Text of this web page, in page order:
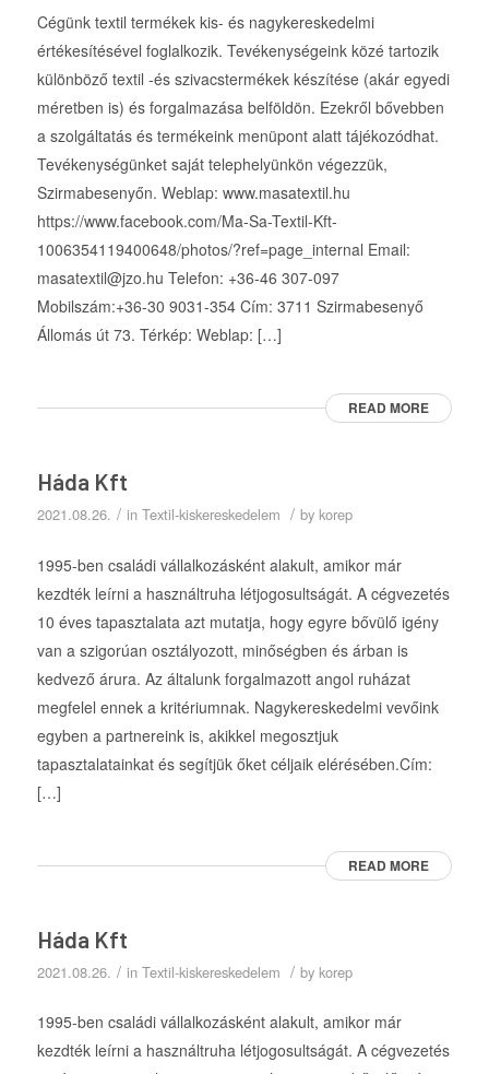
Cégünk textil termékek kis- és nagykereskedelmi
értékesítésével foglalkozik. Tevékenységeink közé tartozik
különböző textil -és szivacstermékek készítése (akár egyedi
méretben is) és forgalmazása belföldön. Ezekről bővebben
a szolgáltatás és termékeink menüpont alatt tájékozódhat.
Tevékenységünket saját telephelyünkön végezzük,
Szirmabesenyőn. Weblap: www.masatextil.hu
https://www.facebook.com/Ma-Sa-Textil-Kft-
1006354119400648/photos/?ref=page_internal Email:
masatextil@jzo.hu Telefon: +36-46 307-097
Mobilszám:+36-30 9031-354 Cím: 3711 Szirmabesenyő
Állomás út 73. Térkép: Weblap: […]
READ MORE
Háda Kft
2021.08.26. / in Textil-kiskereskedelem / by korep
1995-ben családi vállalkozásként alakult, amikor már
kezdték leírni a használtruha létjogosultságát. A cégvezetés
10 éves tapasztalata azt mutatja, hogy egyre bővülő igény
van a szigorúan osztályozott, minőségben és árban is
kedvező árura. Az általunk forgalmazott angol ruházat
megfelel ennek a kritériumnak. Nagykereskedelmi vevőink
egyben a partnereink is, akikkel megosztjuk
tapasztalatainkat és segítjük őket céljaik elérésében.Cím:
[…]
READ MORE
Háda Kft
2021.08.26. / in Textil-kiskereskedelem / by korep
1995-ben családi vállalkozásként alakult, amikor már
kezdték leírni a használtruha létjogosultságát. A cégvezetés